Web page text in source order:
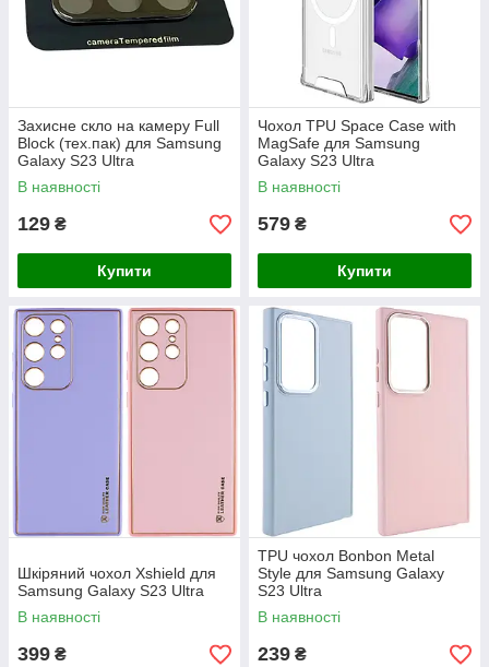
Захисне скло на камеру Full
Block (тех.пак) для Samsung
Galaxy S23 Ultra
В наявності
129 ₴
Купити
Чохол TPU Space Case with
MagSafe для Samsung
Galaxy S23 Ultra
В наявності
579 ₴
Купити
Шкіряний чохол Xshield для
Samsung Galaxy S23 Ultra
В наявності
399 ₴
TPU чохол Bonbon Metal
Style для Samsung Galaxy
S23 Ultra
В наявності
239 ₴